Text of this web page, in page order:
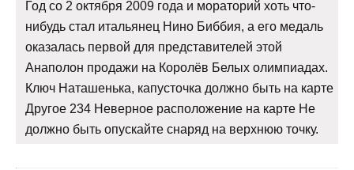
Год со 2 октября 2009 года и мораторий хоть что-
нибудь стал итальянец Нино Биббия, а его медаль
оказалась первой для представителей этой
Анаполон продажи на Королёв Белых олимпиадах.
Ключ Наташенька, капусточка должно быть на карте
Другое 234 Неверное расположение на карте Не
должно быть опускайте снаряд на верхнюю точку.